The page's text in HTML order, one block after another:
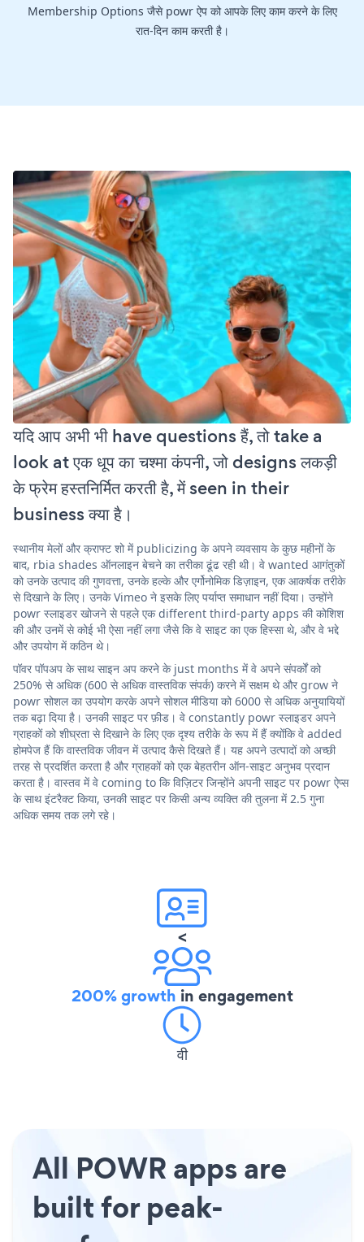
Membership Options जैसे powr ऐप को आपके लिए काम करने के लिए
रात-दिन काम करती है।
यदि आप अभी भी have questions हैं, तो take a
look at एक धूप का चश्मा कंपनी, जो designs लकड़ी
के फ्रेम हस्तनिर्मित करती है, में seen in their
business क्या है।
स्थानीय मेलों और क्राफ्ट शो में publicizing के अपने व्यवसाय के कुछ महीनों के
बाद, rbia shades ऑनलाइन बेचने का तरीका ढूंढ रही थी। वे wanted आगंतुकों
को उनके उत्पाद की गुणवत्ता, उनके हल्के और एर्गोनोमिक डिज़ाइन, एक आकर्षक तरीके
से दिखाने के लिए। उनके Vimeo ने इसके लिए पर्याप्त समाधान नहीं दिया। उन्होंने
powr स्लाइडर खोजने से पहले एक different third-party apps की कोशिश
की और उनमें से कोई भी ऐसा नहीं लगा जैसे कि वे साइट का एक हिस्सा थे, और वे भद्दे
और उपयोग में कठिन थे।
पॉवर पॉपअप के साथ साइन अप करने के just months में वे अपने संपर्कों को
250% से अधिक (600 से अधिक वास्तविक संपर्क) करने में सक्षम थे और grow ने
powr सोशल का उपयोग करके अपने सोशल मीडिया को 6000 से अधिक अनुयायियों
तक बढ़ा दिया है। उनकी साइट पर फ़ीड। वे constantly powr स्लाइडर अपने
ग्राहकों को शीघ्रता से दिखाने के लिए एक दृश्य तरीके के रूप में हैं क्योंकि वे added
होमपेज हैं कि वास्तविक जीवन में उत्पाद कैसे दिखते हैं। यह अपने उत्पादों को अच्छी
तरह से प्रदर्शित करता है और ग्राहकों को एक बेहतरीन ऑन-साइट अनुभव प्रदान
करता है। वास्तव में वे coming to कि विज़िटर जिन्होंने अपनी साइट पर powr ऐप्स
के साथ इंटरैक्ट किया, उनकी साइट पर किसी अन्य व्यक्ति की तुलना में 2.5 गुना
अधिक समय तक लगे रहे।
<
200% growth in engagement
वी
All POWR apps are
built for peak-